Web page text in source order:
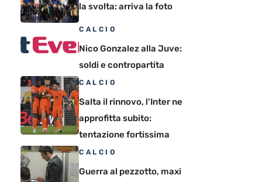
la svolta: arriva la foto
CALCIO
Nico Gonzalez alla Juve:
soldi e contropartita
CALCIO
Salta il rinnovo, l’Inter ne
approfitta subito:
tentazione fortissima
CALCIO
Guerra al pezzotto, maxi